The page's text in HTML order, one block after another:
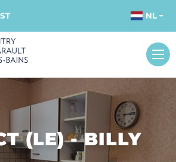
NL
(LE) - BILLY